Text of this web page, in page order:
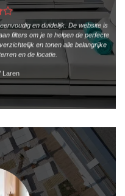
en duidelijk. De website is
filters om je te helpen de perfecte
en tonen alle belangrijke
en de locatie.
Laren